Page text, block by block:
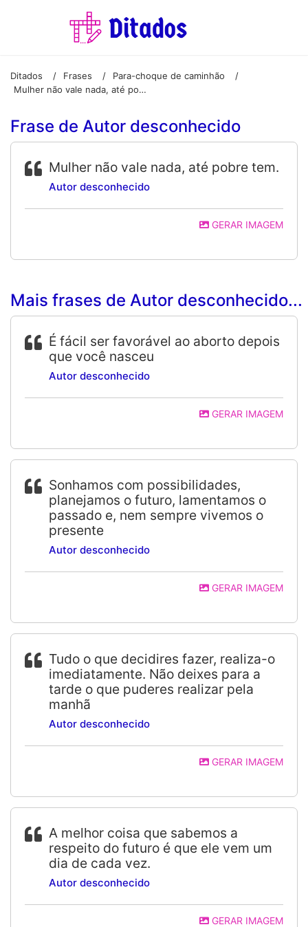
Ditados / Frases / Para-choque de caminhão
/
Mulher não vale nada, até pobre tem.
Frase de Autor desconhecido
Mulher não vale nada, até pobre tem.
Autor desconhecido
GERAR IMAGEM
Mais frases de Autor desconhecido...
É fácil ser favorável ao aborto depois
que você nasceu
Autor desconhecido
GERAR IMAGEM
Sonhamos com possibilidades,
planejamos o futuro, lamentamos o
passado e, nem sempre vivemos o
presente
Autor desconhecido
GERAR IMAGEM
Tudo o que decidires fazer, realiza-o
imediatamente. Não deixes para a
tarde o que puderes realizar pela
manhã
Autor desconhecido
GERAR IMAGEM
A melhor coisa que sabemos a
respeito do futuro é que ele vem um
dia de cada vez.
Autor desconhecido
GERAR IMAGEM